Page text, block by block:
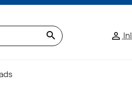
search 